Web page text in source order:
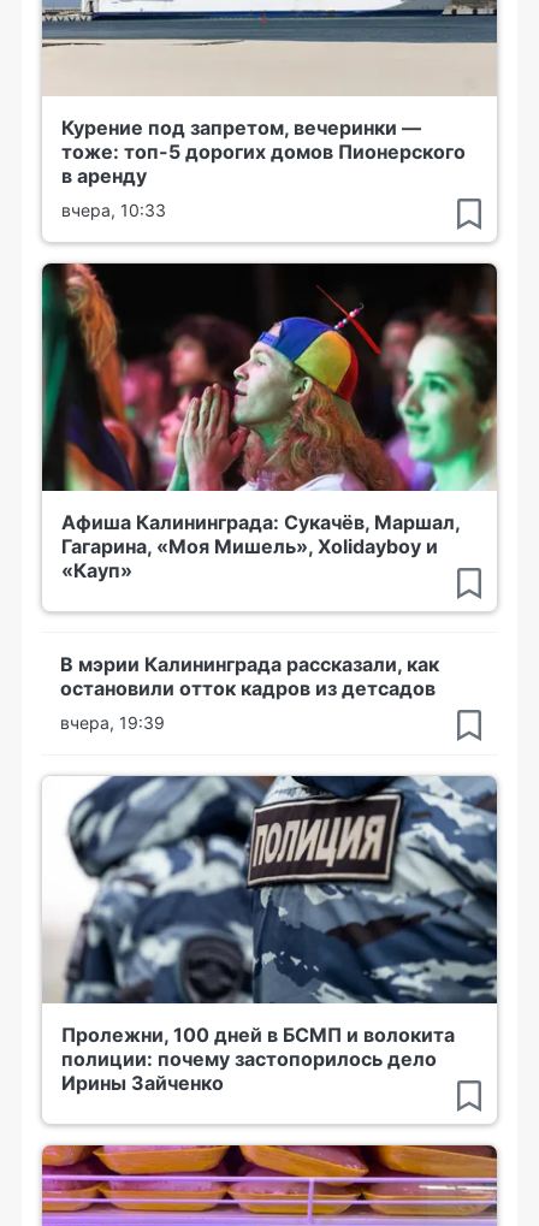
Курение под запретом, вечеринки —
тоже: топ-5 дорогих домов Пионерского
в аренду
вчера, 10:33
Афиша Калининграда: Сукачёв, Маршал,
Гагарина, «Моя Мишель», Xolidayboy и
«Кауп»
В мэрии Калининграда рассказали, как
остановили отток кадров из детсадов
вчера, 19:39
Пролежни, 100 дней в БСМП и волокита
полиции: почему застопорилось дело
Ирины Зайченко